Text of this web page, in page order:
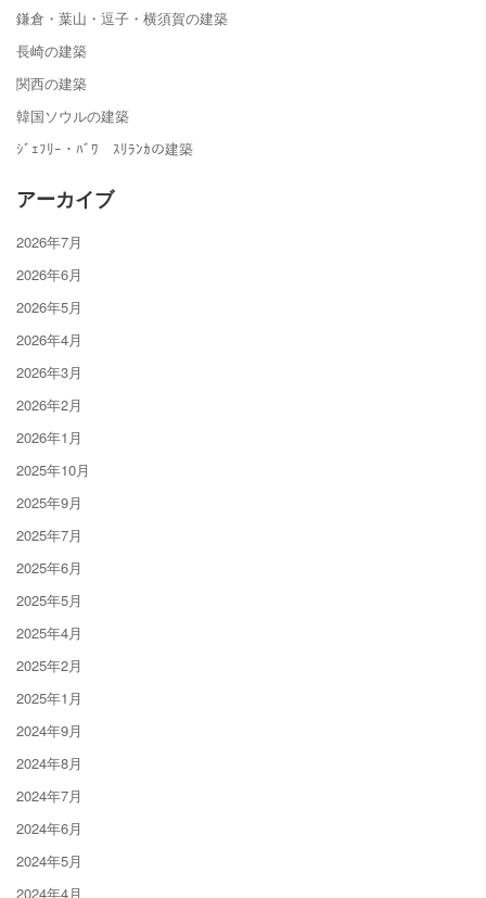
鎌倉・葉山・逗子・横須賀の建築
長崎の建築
関西の建築
韓国ソウルの建築
ｼﾞｪﾌﾘｰ・ﾊﾞﾜ ｽﾘﾗﾝｶの建築
アーカイブ
2026年7月
2026年6月
2026年5月
2026年4月
2026年3月
2026年2月
2026年1月
2025年10月
2025年9月
2025年7月
2025年6月
2025年5月
2025年4月
2025年2月
2025年1月
2024年9月
2024年8月
2024年7月
2024年6月
2024年5月
2024年4月